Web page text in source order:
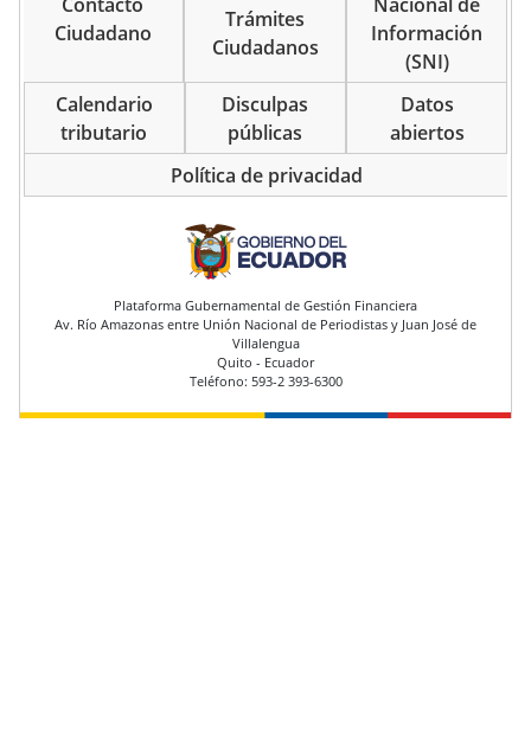
Ciudadano
Trámites
Ciudadanos
Información
(SNI)
Calendario
tributario
Disculpas
públicas
Datos
abiertos
Política de privacidad
pie de página
Plataforma Gubernamental de Gestión Financiera
Av. Río Amazonas entre Unión Nacional de Periodistas y Juan José de
Villalengua
Quito - Ecuador
Teléfono: 593-2 393-6300